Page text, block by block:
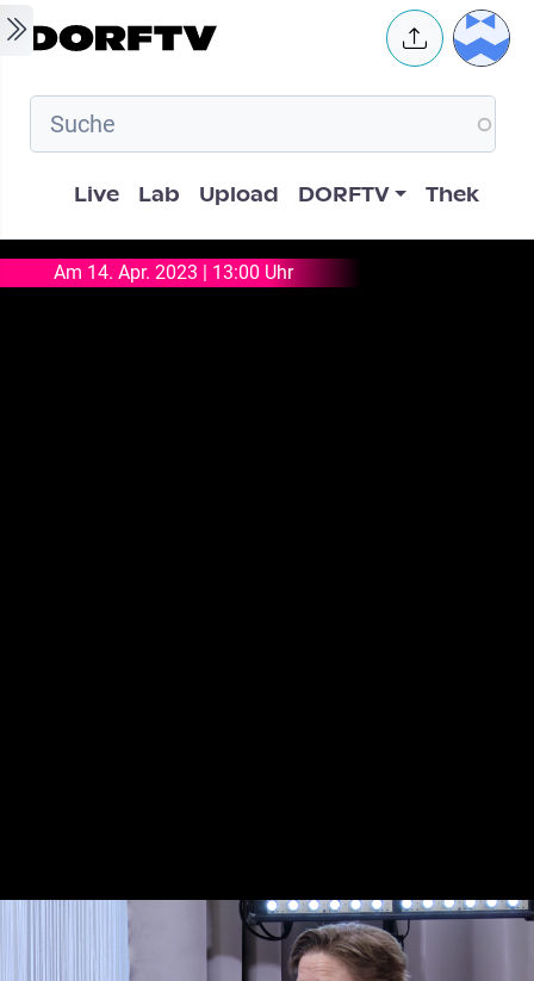
Skip to main content User
Hauptnavigation
Live Lab Upload DORFTV Thek
Am 14. Apr. 2023 | 13:00 Uhr